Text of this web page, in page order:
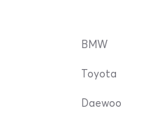
BMW
Toyota
Daewoo